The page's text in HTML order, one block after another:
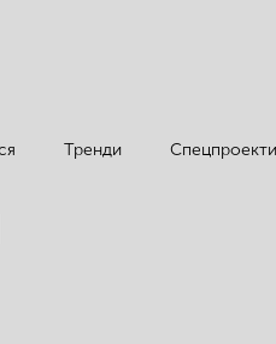
Тренди Спецпроекти